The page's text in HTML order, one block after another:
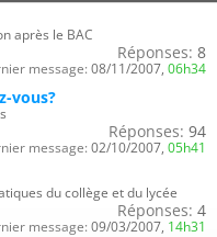
après le BAC
Réponses: 8
message: 08/11/2007, 06h34
vous?
Réponses: 94
message: 02/10/2007, 05h41
du collège et du lycée
Réponses: 4
message: 09/03/2007, 14h31